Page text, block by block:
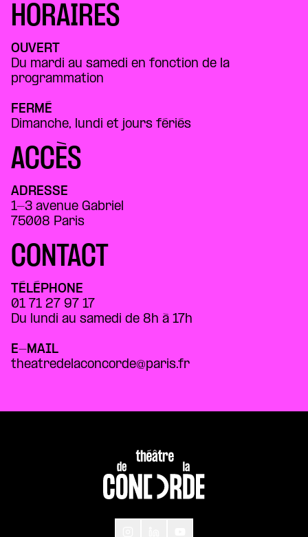
HORAIRES
OUVERT
Du mardi au samedi en fonction de la
programmation
FERMÉ
Dimanche, lundi et jours fériés
ACCÈS
ADRESSE
1-3 avenue Gabriel
75008 Paris
CONTACT
TÉLÉPHONE
01 71 27 97 17
Du lundi au samedi de 8h à 17h
E-MAIL
theatredelaconcorde@paris.fr